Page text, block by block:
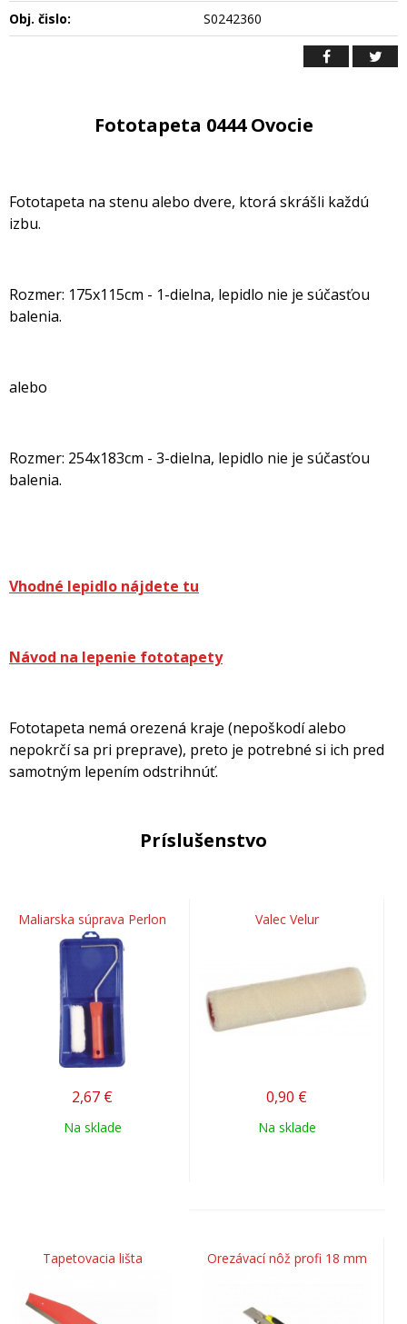
Obj. čislo: S0242360
Fototapeta 0444 Ovocie
Fototapeta na stenu alebo dvere, ktorá skrášli každú
izbu.
Rozmer: 175x115cm - 1-dielna, lepidlo nie je súčasťou
balenia.
alebo
Rozmer: 254x183cm - 3-dielna, lepidlo nie je súčasťou
balenia.
Vhodné lepidlo nájdete tu
Návod na lepenie fototapety
Fototapeta nemá orezená kraje (nepoškodí alebo
nepokrčí sa pri preprave), preto je potrebné si ich pred
samotným lepením odstrihnúť.
Príslušenstvo
Maliarska súprava Perlon
2,67 €
Na sklade
Valec Velur
0,90 €
Na sklade
Tapetovacia lišta Orezávací nôž profi 18 mm